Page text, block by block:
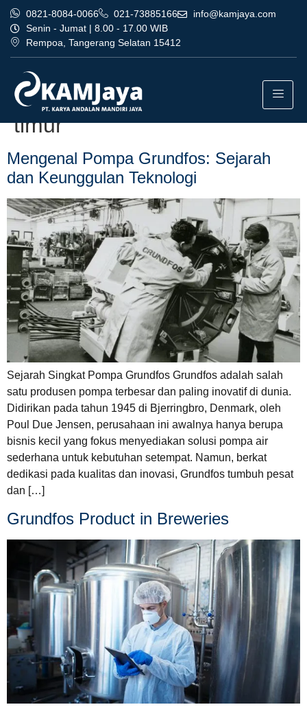
0821-8084-0066 021-73885166
info@kamjaya.com
Senin - Jumat | 8.00 - 17.00 WIB
Rempoa, Tangerang Selatan 15412
Tag:
bandung murah jakarta
timur
Mengenal Pompa Grundfos: Sejarah
dan Keunggulan Teknologi
Sejarah Singkat Pompa Grundfos Grundfos adalah salah
satu produsen pompa terbesar dan paling inovatif di dunia.
Didirikan pada tahun 1945 di Bjerringbro, Denmark, oleh
Poul Due Jensen, perusahaan ini awalnya hanya berupa
bisnis kecil yang fokus menyediakan solusi pompa air
sederhana untuk kebutuhan setempat. Namun, berkat
dedikasi pada kualitas dan inovasi, Grundfos tumbuh pesat
dan […]
Grundfos Product in Breweries